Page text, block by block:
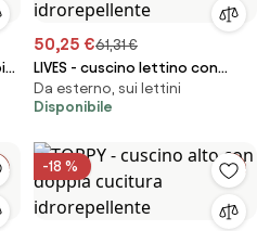
50,25 €61,31 €
LIVES - cuscino lettino con
doppia cucitura idrorepellente
Da esterno, sui lettini
Disponibile
-18 %